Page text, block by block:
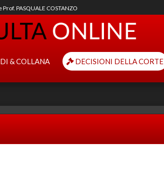
PASQUALE COSTANZO
& COLLANA DECISIONI DELLA CORTE